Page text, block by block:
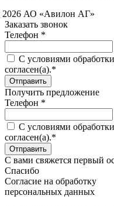
АО «Авилон АГ»
Заказать звонок
Телефон *
C условиями
согласен(а).*
Получить предложение
Телефон *
C условиями
согласен(а).*
С вами свяжется первый
Спасибо
Согласие на обработку
персональных данных